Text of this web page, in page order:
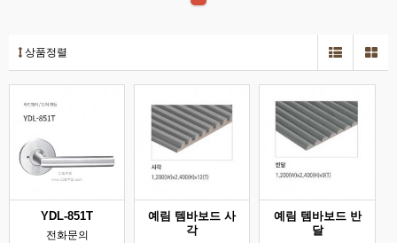
상품정렬
YDL-851T
전화문의
예림 템바보드 사
각
예림 템바보드 반
달